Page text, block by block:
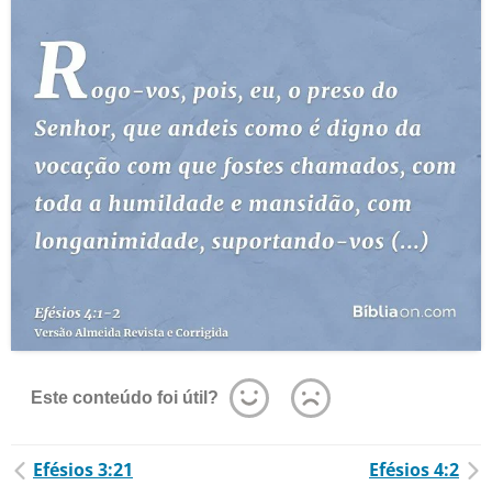
Este conteúdo foi útil?
Efésios 3:21 Efésios 4:2